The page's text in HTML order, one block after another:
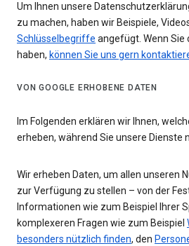
Um Ihnen unsere
zu machen, haben wir Beispiele,
Schlüsselbegriffe angefügt. Wenn Sie
haben, können Sie uns gern
VON GOOGLE ERHOBENE DATEN
Im Folgenden erklären wir Ihnen,
erheben, während Sie unsere Dienste
Wir erheben Daten, um allen unseren
zur Verfügung zu stellen – von der
Informationen wie zum Beispiel Ihrer
komplexeren Fragen wie zum Beispiel
besonders nützlich finden, den